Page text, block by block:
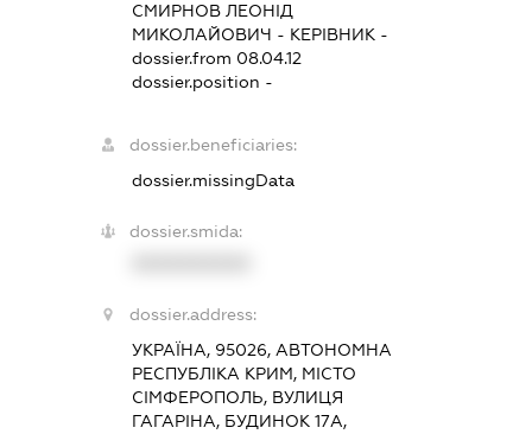
СМИРНОВ ЛЕОНІД
МИКОЛАЙОВИЧ - КЕРІВНИК -
dossier.from 08.04.12
dossier.position -
dossier.beneficiaries:
dossier.missingData
dossier.smida:
dossier.address:
УКРАЇНА, 95026, АВТОНОМНА
РЕСПУБЛІКА КРИМ, МІСТО
СІМФЕРОПОЛЬ, ВУЛИЦЯ
ГАГАРІНА, БУДИНОК 17А,